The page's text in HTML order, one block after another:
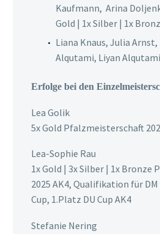
Kaufmann, Arina
Gold | 1x Silber | 1x
Liana Knaus, Julia
Alqutami, Liyan
Erfolge bei den
Lea Golik
5x Gold Pfalzmeisterschaft
Lea-Sophie Rau
1x Gold | 3x Silber | 1x
2025 AK4, Qualifikation für
Cup, 1.Platz DU Cup AK4
Stefanie Nering